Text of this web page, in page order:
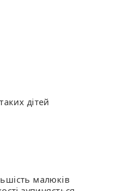
дітей
малюків